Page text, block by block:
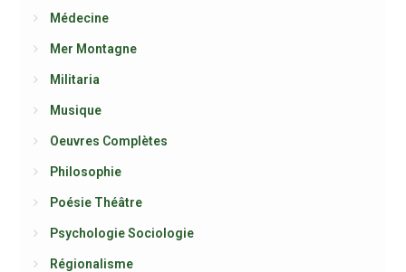
Médecine
Mer Montagne
Militaria
Musique
Oeuvres Complètes
Philosophie
Poésie Théâtre
Psychologie Sociologie
Régionalisme